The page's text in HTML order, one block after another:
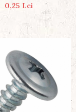
0,25 Lei